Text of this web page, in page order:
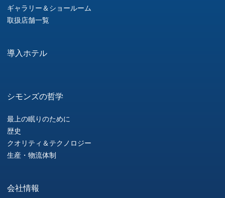
ギャラリー＆ショールーム
取扱店舗一覧
導入ホテル
シモンズの哲学
最上の眠りのために
歴史
クオリティ＆テクノロジー
生産・物流体制
会社情報